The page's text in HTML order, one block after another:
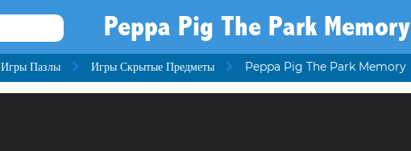
Peppa Pig The Park Memory
Игры Пазлы Игры Скрытые Предметы Peppa Pig The Park Memory